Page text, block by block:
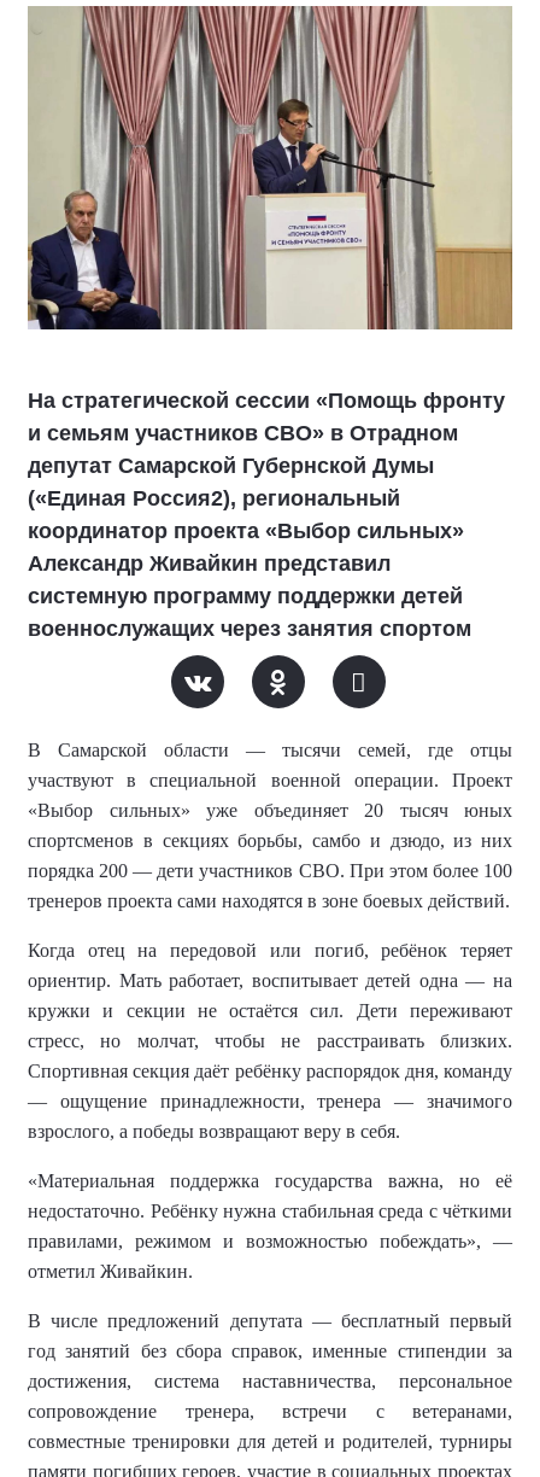
На стратегической сессии «Помощь фронту
и семьям участников СВО» в Отрадном
депутат Самарской Губернской Думы
(«Единая Россия2), региональный
координатор проекта «Выбор сильных»
Александр Живайкин представил
системную программу поддержки детей
военнослужащих через занятия спортом
В Самарской области — тысячи семей, где отцы
участвуют в специальной военной операции. Проект
«Выбор сильных» уже объединяет 20 тысяч юных
спортсменов в секциях борьбы, самбо и дзюдо, из них
порядка 200 — дети участников СВО. При этом более 100
тренеров проекта сами находятся в зоне боевых действий.
Когда отец на передовой или погиб, ребёнок теряет
ориентир. Мать работает, воспитывает детей одна — на
кружки и секции не остаётся сил. Дети переживают
стресс, но молчат, чтобы не расстраивать близких.
Спортивная секция даёт ребёнку распорядок дня, команду
— ощущение принадлежности, тренера — значимого
взрослого, а победы возвращают веру в себя.
«Материальная поддержка государства важна, но её
недостаточно. Ребёнку нужна стабильная среда с чёткими
правилами, режимом и возможностью побеждать», —
отметил Живайкин.
В числе предложений депутата — бесплатный первый
год занятий без сбора справок, именные стипендии за
достижения, система наставничества, персональное
сопровождение тренера, встречи с ветеранами,
совместные тренировки для детей и родителей, турниры
памяти погибших героев, участие в социальных проектах